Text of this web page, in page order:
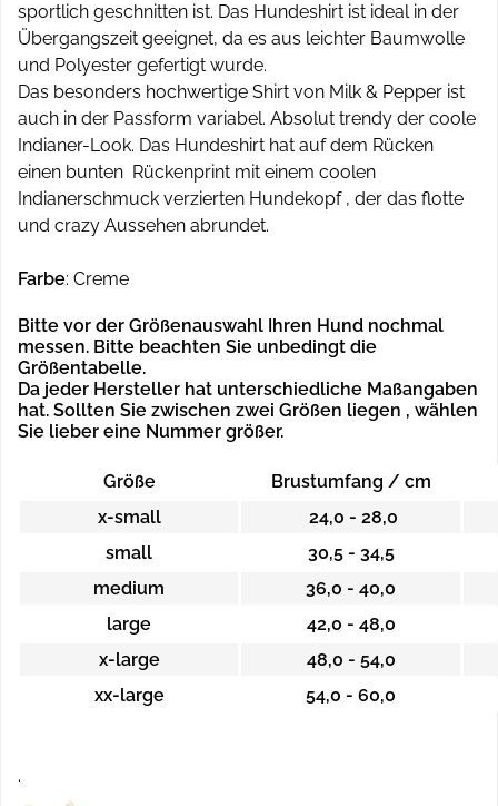
sportlich geschnitten ist. Das Hundeshirt ist ideal in der
Übergangszeit geeignet, da es aus leichter Baumwolle
und Polyester gefertigt wurde.
Das besonders hochwertige Shirt von Milk & Pepper ist
auch in der Passform variabel. Absolut trendy der coole
Indianer-Look. Das Hundeshirt hat auf dem Rücken
einen bunten Rückenprint mit einem coolen
Indianerschmuck verzierten Hundekopf , der das flotte
und crazy Aussehen abrundet.
Farbe: Creme
Bitte vor der Größenauswahl Ihren Hund nochmal
messen. Bitte beachten Sie unbedingt die
Größentabelle.
Da jeder Hersteller hat unterschiedliche Maßangaben
hat. Sollten Sie zwischen zwei Größen liegen , wählen
Sie lieber eine Nummer größer.
Größe
Brustumfang / cm
x-small
24,0 - 28,0
small
30,5 - 34,5
medium
36,0 - 40,0
large
42,0 - 48,0
x-large
48,0 - 54,0
xx-large
54,0 - 60,0
.